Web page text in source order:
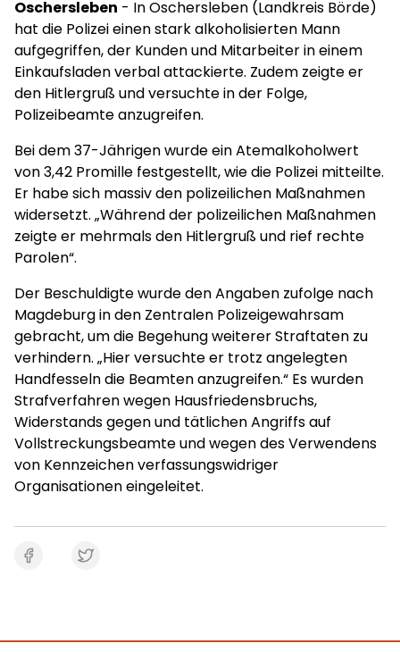
Oschersleben - In Oschersleben (Landkreis Börde)
hat die Polizei einen stark alkoholisierten Mann
aufgegriffen, der Kunden und Mitarbeiter in einem
Einkaufsladen verbal attackierte. Zudem zeigte er
den Hitlergruß und versuchte in der Folge,
Polizeibeamte anzugreifen.
Bei dem 37-Jährigen wurde ein Atemalkoholwert
von 3,42 Promille festgestellt, wie die Polizei mitteilte.
Er habe sich massiv den polizeilichen Maßnahmen
widersetzt. „Während der polizeilichen Maßnahmen
zeigte er mehrmals den Hitlergruß und rief rechte
Parolen“.
Der Beschuldigte wurde den Angaben zufolge nach
Magdeburg in den Zentralen Polizeigewahrsam
gebracht, um die Begehung weiterer Straftaten zu
verhindern. „Hier versuchte er trotz angelegten
Handfesseln die Beamten anzugreifen.“ Es wurden
Strafverfahren wegen Hausfriedensbruchs,
Widerstands gegen und tätlichen Angriffs auf
Vollstreckungsbeamte und wegen des Verwendens
von Kennzeichen verfassungswidriger
Organisationen eingeleitet.